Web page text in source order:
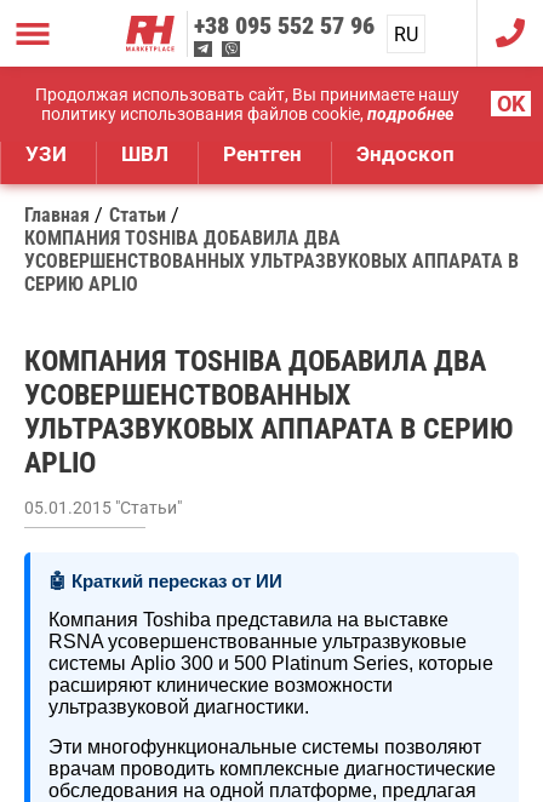
Продолжая использовать сайт, Вы принимаете нашу
политику использования файлов cookie, подробнее OK
+38 095 552 57 96 RU
UA
Дистрибуция медицинского оборудования
УЗИ ШВЛ Рентген Эндоскоп
Главная
Статьи
КОМПАНИЯ TOSHIBA ДОБАВИЛА ДВА
УСОВЕРШЕНСТВОВАННЫХ УЛЬТРАЗВУКОВЫХ АППАРАТА В
СЕРИЮ APLIO
КОМПАНИЯ TOSHIBA ДОБАВИЛА ДВА
УСОВЕРШЕНСТВОВАННЫХ
УЛЬТРАЗВУКОВЫХ АППАРАТА В СЕРИЮ
APLIO
05.01.2015 "Статьи"
🤖 Краткий пересказ от ИИ
Компания Toshiba представила на выставке
RSNA усовершенствованные ультразвуковые
системы Aplio 300 и 500 Platinum Series, которые
расширяют клинические возможности
ультразвуковой диагностики.
Эти многофункциональные системы позволяют
врачам проводить комплексные диагностические
обследования на одной платформе, предлагая